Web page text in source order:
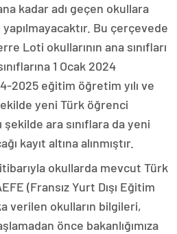
kadar adı geçen okullara
Bu çerçevede
Loti okullarının ana sınıfları
1 Ocak 2024
2025 eğitim öğretim yılı ve
yeni Türk öğrenci
ara sınıflara da yeni
kayıt altına alınmıştır.
itibarıyla okullarda mevcut Türk
(Fransız Yurt Dışı Eğitim
verilen okulların bilgileri,
önce bakanlığımıza